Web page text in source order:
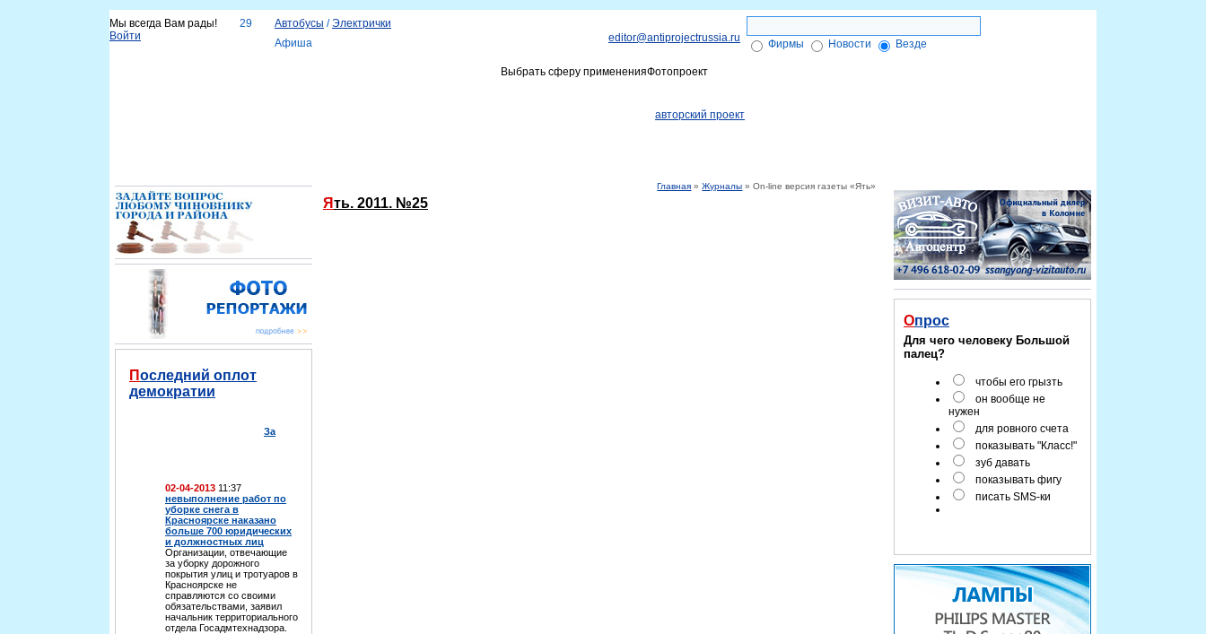
Мы всегда Вам рады!
Войти
29 Автобусы /Электрички
Афиша
Фирмы Новости Везде
editor@antiprojectrussia.ru
Выбрать сферу примененияФотопроект
авторский проект
Последний оплот
демократии
02-04-2013 11:37
За
невыполнение работ по
уборке снега в
Красноярске наказано
больше 700 юридических
и должностных лиц
Организации, отвечающие
за уборку дорожного
покрытия улиц и тротуаров в
Красноярске не
справляются со своими
обязательствами, заявил
начальник территориального
отдела Госадмтехнадзора.
Главная »Журналы » On-line версия газеты «Ять»
Ять. 2011. №25
Опрос
Для чего человеку Большой
палец?
чтобы его грызть
он вообще не
нужен
для ровного счета
показывать "Класс!"
зуб давать
показывать фигу
писать SMS-ки